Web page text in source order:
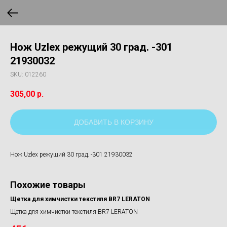
Нож Uzlex режущий 30 град. -301
21930032
SKU: 012260
305,00 р.
ДОБАВИТЬ В КОРЗИНУ
Нож Uzlex режущий 30 град. -301 21930032
Похожие товары
Щетка для химчистки текстиля BR7 LERATON
Щетка для химчистки текстиля BR7 LERATON